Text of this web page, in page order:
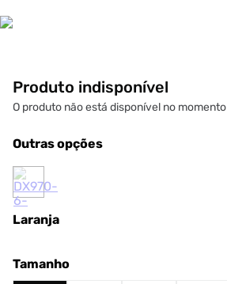
Produto indisponível
O produto não está disponível no momento
Outras opções
Laranja
Tamanho